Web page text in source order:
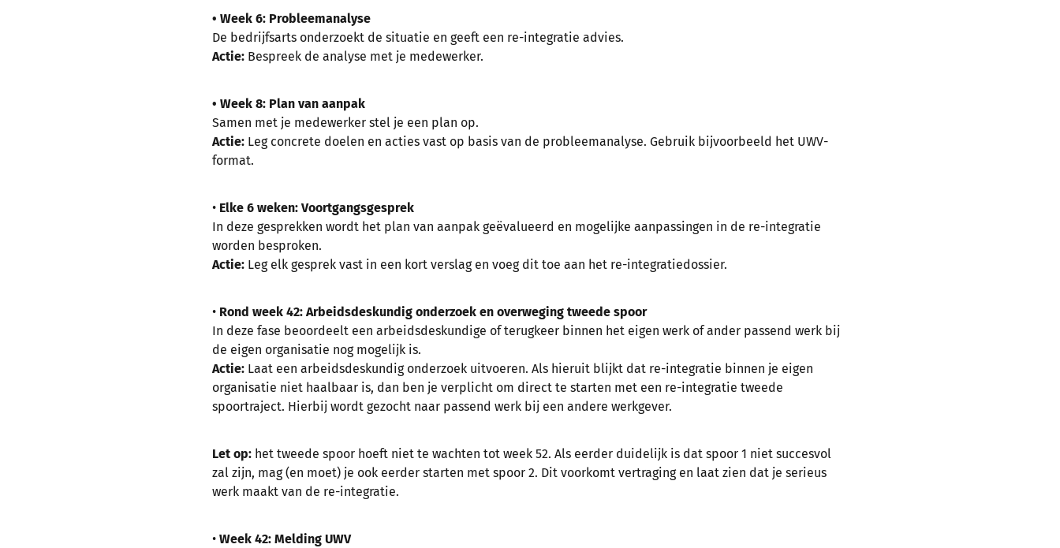
• Week 6: Probleemanalyse
De bedrijfsarts onderzoekt de situatie en geeft een re-integratie advies.
Actie: Bespreek de analyse met je medewerker.
• Week 8: Plan van aanpak
Samen met je medewerker stel je een plan op.
Actie: Leg concrete doelen en acties vast op basis van de probleemanalyse. Gebruik bijvoorbeeld het UWV-
format.
• Elke 6 weken: Voortgangsgesprek
In deze gesprekken wordt het plan van aanpak geëvalueerd en mogelijke aanpassingen in de re-integratie
worden besproken.
Actie: Leg elk gesprek vast in een kort verslag en voeg dit toe aan het re-integratiedossier.
• Rond week 42: Arbeidsdeskundig onderzoek en overweging tweede spoor
In deze fase beoordeelt een arbeidsdeskundige of terugkeer binnen het eigen werk of ander passend werk bij
de eigen organisatie nog mogelijk is.
Actie: Laat een arbeidsdeskundig onderzoek uitvoeren. Als hieruit blijkt dat re-integratie binnen je eigen
organisatie niet haalbaar is, dan ben je verplicht om direct te starten met een re-integratie tweede
spoortraject. Hierbij wordt gezocht naar passend werk bij een andere werkgever.
Let op: het tweede spoor hoeft niet te wachten tot week 52. Als eerder duidelijk is dat spoor 1 niet succesvol
zal zijn, mag (en moet) je ook eerder starten met spoor 2. Dit voorkomt vertraging en laat zien dat je serieus
werk maakt van de re-integratie.
•Week 42: Melding UWV